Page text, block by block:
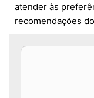
atender às
recomendações